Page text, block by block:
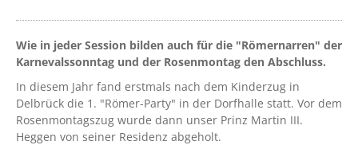
Wie in jeder Session bilden auch für die "Römernarren" der
Karnevalssonntag und der Rosenmontag den Abschluss.
In diesem Jahr fand erstmals nach dem Kinderzug in
Delbrück die 1. "Römer-Party" in der Dorfhalle statt. Vor dem
Rosenmontagszug wurde dann unser Prinz Martin III.
Heggen von seiner Residenz abgeholt.